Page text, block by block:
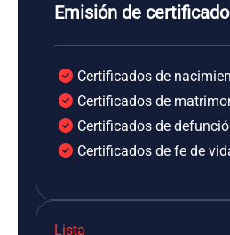
Emisión de
Certificados de
Certificados de
Certificados de
Certificados de fe de
Lista